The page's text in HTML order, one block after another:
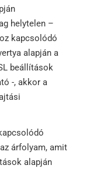
helytelen –
kapcsolódó
alapján a
beállítások
-, akkor a
árfolyam, amit
alapján